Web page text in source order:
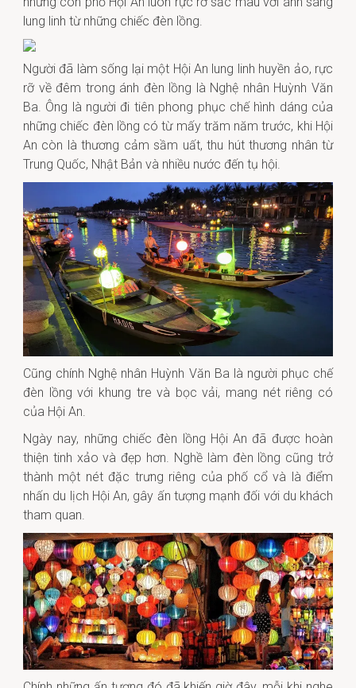
lung linh từ những chiếc đèn lồng.
Người đã làm sống lại một Hội An lung linh huyền ảo, rực
rỡ về đêm trong ánh đèn lồng là Nghệ nhân Huỳnh Văn
Ba. Ông là người đi tiên phong phục chế hình dáng của
những chiếc đèn lồng có từ mấy trăm năm trước, khi Hội
An còn là thương cảm sầm uất, thu hút thương nhân từ
Trung Quốc, Nhật Bản và nhiều nước đến tụ hội.
Cũng chính Nghệ nhân Huỳnh Văn Ba là người phục chế
đèn lồng với khung tre và bọc vải, mang nét riêng có
của Hội An.
Ngày nay, những chiếc đèn lồng Hội An đã được hoàn
thiện tinh xảo và đẹp hơn. Nghề làm đèn lồng cũng trở
thành một nét đặc trưng riêng của phố cổ và là điểm
nhấn du lịch Hội An, gây ấn tượng mạnh đối với du khách
tham quan.